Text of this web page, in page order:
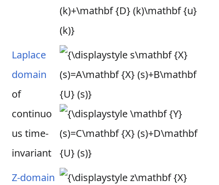
Laplace
domain
of
continuo
us time-
invariant
Z-domain